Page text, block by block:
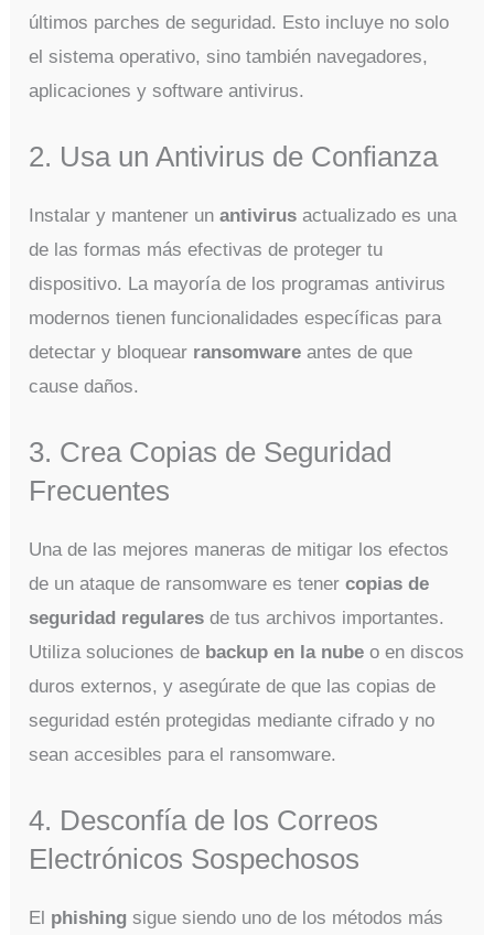
últimos parches de seguridad. Esto incluye no solo
el sistema operativo, sino también navegadores,
aplicaciones y software antivirus.
2. Usa un Antivirus de Confianza
Instalar y mantener unantivirus actualizado es una
de las formas más efectivas de proteger tu
dispositivo. La mayoría de los programas antivirus
modernos tienen funcionalidades específicas para
detectar y bloquear ransomware antes de que
cause daños.
3. Crea Copias de Seguridad
Frecuentes
Una de las mejores maneras de mitigar los efectos
de un ataque de ransomware es tenercopias de
seguridad regulares de tus archivos importantes.
Utiliza soluciones de backup en la nube o en discos
duros externos, y asegúrate de que las copias de
seguridad estén protegidas mediante cifrado y no
sean accesibles para el ransomware.
4. Desconfía de los Correos
Electrónicos Sospechosos
El phishing sigue siendo uno de los métodos más